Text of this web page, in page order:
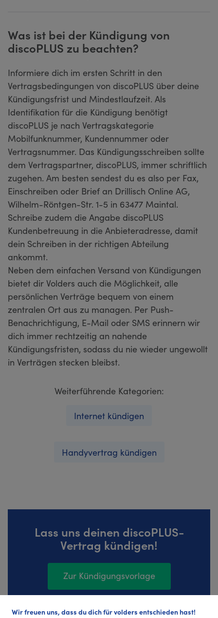
Was ist bei der Kündigung von
discoPLUS zu beachten?
Informiere dich im ersten Schritt in den
Vertragsbedingungen von discoPLUS über deine
Kündigungsfrist und Mindestlaufzeit. Als
Identifikation für die Kündigung benötigt
discoPLUS je nach Vertragskategorie
Mobilfunknummer, Kundennummer oder
Vertragsnummer. Das Kündigungsschreiben sollte
dem Vertragspartner, discoPLUS, immer schriftlich
zugehen. Am besten sendest du es also per Fax,
Einschreiben oder Brief an Drillisch Online AG,
Wilhelm-Röntgen-Str. 1-5 in 63477 Maintal.
Schreibe zudem die Angabe discoPLUS
Kundenbetreuung in die Anbieteradresse, damit
dein Schreiben in der richtigen Abteilung
ankommt.
Neben dem einfachen Versand von Kündigungen
bietet dir Volders auch die Möglichkeit, alle
persönlichen Verträge bequem von einem
zentralen Ort aus zu managen. Per Push-
Benachrichtigung, E-Mail oder SMS erinnern wir
dich immer rechtzeitig an nahende
Kündigungsfristen, sodass du nie wieder ungewollt
in Verträgen stecken bleibst.
Weiterführende Kategorien:
Internet kündigen
Handyvertrag kündigen
Lass uns deinen discoPLUS-
Vertrag kündigen!
Zur Kündigungsvorlage
Wir freuen uns, dass du dich für volders entschieden hast!